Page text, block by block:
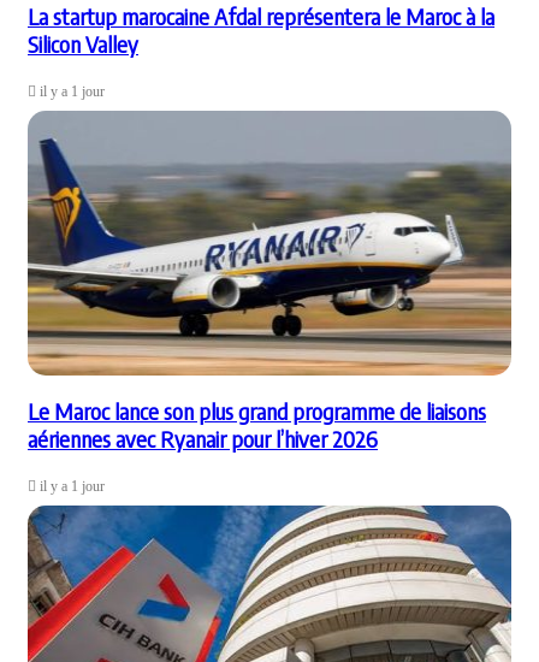
La startup marocaine Afdal représentera le Maroc à la
Silicon Valley
il y a 1 jour
Le Maroc lance son plus grand programme de liaisons
aériennes avec Ryanair pour l’hiver 2026
il y a 1 jour